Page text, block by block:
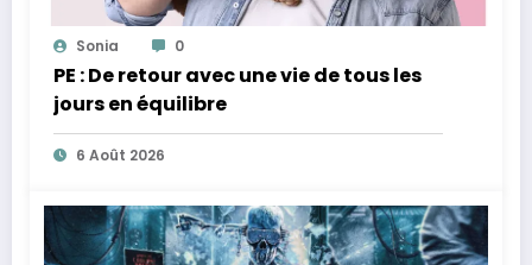
Sonia 0
PE : De retour avec une vie de tous les
jours en équilibre
6 Août 2026